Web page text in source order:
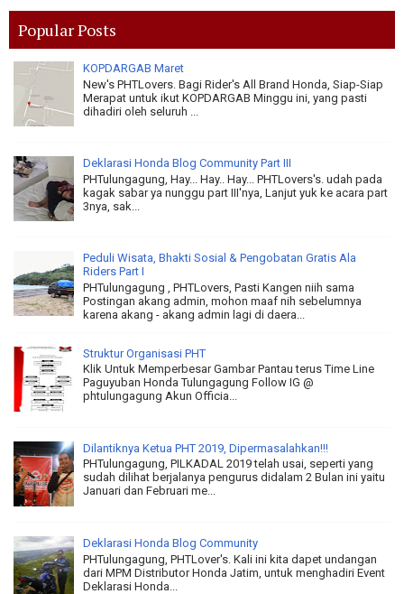
Popular Posts
KOPDARGAB Maret
New's PHTLovers. Bagi Rider's All Brand Honda, Siap-Siap
Merapat untuk ikut KOPDARGAB Minggu ini, yang pasti
dihadiri oleh seluruh ...
Deklarasi Honda Blog Community Part III
PHTulungagung, Hay... Hay.. Hay... PHTLovers's. udah pada
kagak sabar ya nunggu part III'nya, Lanjut yuk ke acara part
3nya, sak...
Peduli Wisata, Bhakti Sosial & Pengobatan Gratis Ala
Riders Part I
PHTulungagung , PHTLovers, Pasti Kangen niih sama
Postingan akang admin, mohon maaf nih sebelumnya
karena akang - akang admin lagi di daera...
Struktur Organisasi PHT
Klik Untuk Memperbesar Gambar Pantau terus Time Line
Paguyuban Honda Tulungagung Follow IG @
phtulungagung Akun Officia...
Dilantiknya Ketua PHT 2019, Dipermasalahkan!!!
PHTulungagung, PILKADAL 2019 telah usai, seperti yang
sudah dilihat berjalanya pengurus didalam 2 Bulan ini yaitu
Januari dan Februari me...
Deklarasi Honda Blog Community
PHTulungagung, PHTLover's. Kali ini kita dapet undangan
dari MPM Distributor Honda Jatim, untuk menghadiri Event
Deklarasi Honda...